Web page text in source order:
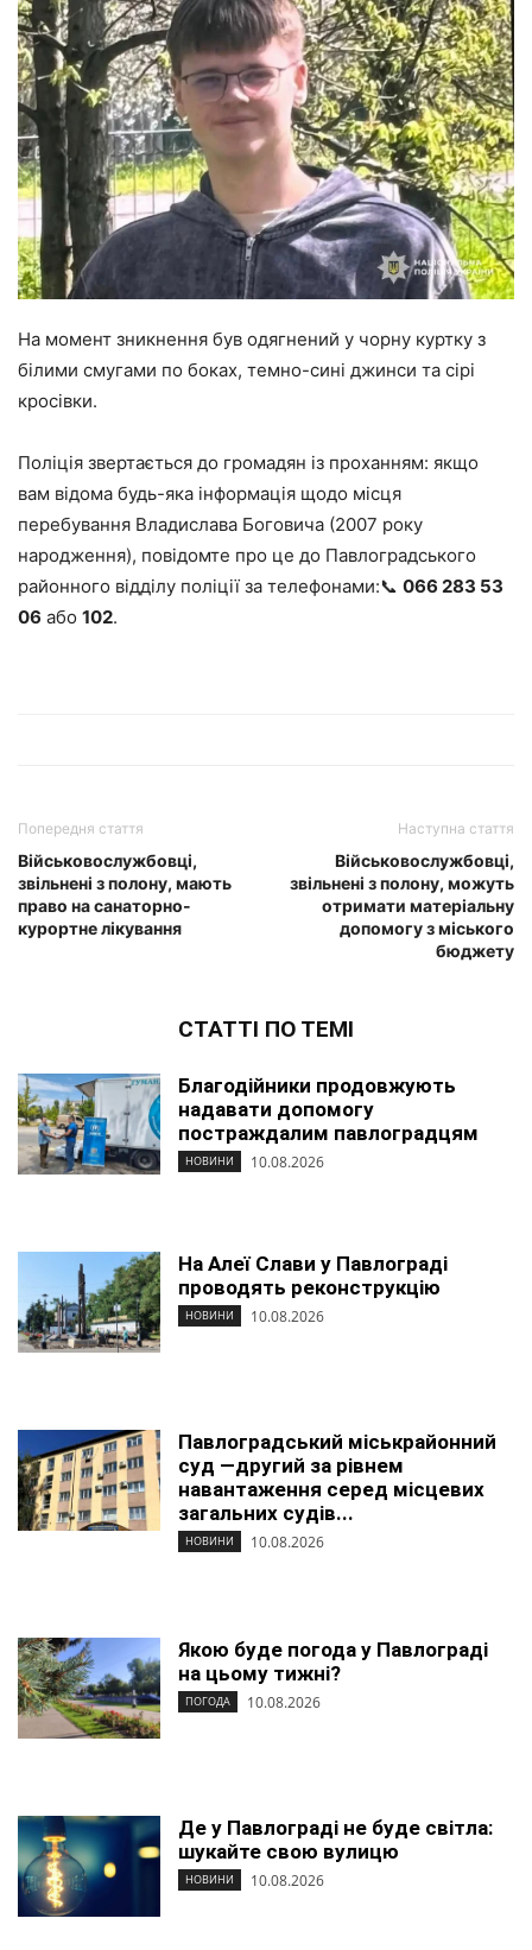
На момент зникнення був одягнений у чорну куртку з
білими смугами по боках, темно-сині джинси та сірі
кросівки.
Поліція звертається до громадян із проханням: якщо
вам відома будь-яка інформація щодо місця
перебування Владислава Боговича (2007 року
народження), повідомте про це до Павлоградського
районного відділу поліції за телефонами:📞 066 283 53
06 або 102.
Попередня стаття
Військовослужбовці,
звільнені з полону, мають
право на санаторно-
курортне лікування
Наступна стаття
Військовослужбовці,
звільнені з полону, можуть
отримати матеріальну
допомогу з міського
бюджету
СТАТТІ ПО ТЕМІ
Благодійники продовжують
надавати допомогу
постраждалим павлоградцям
НОВИНИ 10.08.2026
На Алеї Слави у Павлограді
проводять реконструкцію
НОВИНИ 10.08.2026
Павлоградський міськрайонний
суд —другий за рівнем
навантаження серед місцевих
загальних судів...
НОВИНИ 10.08.2026
Якою буде погода у Павлограді
на цьому тижні?
ПОГОДА 10.08.2026
Де у Павлограді не буде світла:
шукайте свою вулицю
НОВИНИ 10.08.2026